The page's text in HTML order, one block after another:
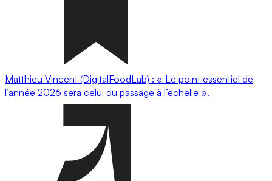
Matthieu Vincent (DigitalFoodLab) : « Le point essentiel de
l’année 2026 sera celui du passage à l’échelle ».